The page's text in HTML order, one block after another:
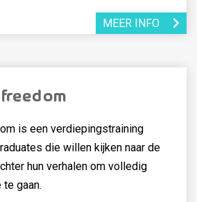
MEER INFO
is een verdiepingstraining
die willen kijken naar de
hun verhalen om volledig
gaan.